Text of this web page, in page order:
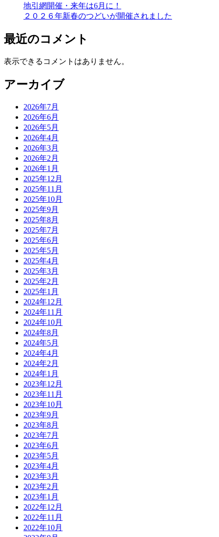
地引網開催・来年は6月に！
２０２６年新春のつどいが開催されました
最近のコメント
表示できるコメントはありません。
アーカイブ
2026年7月
2026年6月
2026年5月
2026年4月
2026年3月
2026年2月
2026年1月
2025年12月
2025年11月
2025年10月
2025年9月
2025年8月
2025年7月
2025年6月
2025年5月
2025年4月
2025年3月
2025年2月
2025年1月
2024年12月
2024年11月
2024年10月
2024年8月
2024年5月
2024年4月
2024年2月
2024年1月
2023年12月
2023年11月
2023年10月
2023年9月
2023年8月
2023年7月
2023年6月
2023年5月
2023年4月
2023年3月
2023年2月
2023年1月
2022年12月
2022年11月
2022年10月